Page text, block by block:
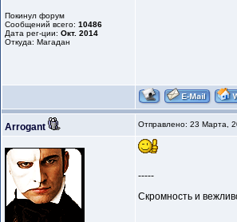
Покинул форум
Сообщений всего: 10486
Дата рег-ции: Окт. 2014
Откуда: Магадан
Arrogant Отправлено: 23 Марта,
-----
Скромность и